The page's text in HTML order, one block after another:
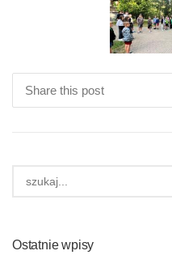
Share this post
Ostatnie wpisy